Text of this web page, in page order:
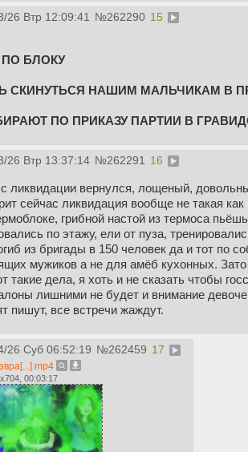
26 Втр 12:09:41 №262290 15
БЛОКУ
СКИНУТЬСЯ НАШИМ МАЛЬЧИКАМ В
ПО ПРИКАЗУ ПАРТИИ В
26 Втр 13:37:14 №262291 16
ликвидации вернулся, лощеный,
сейчас ликвидация вообще не такая
грибной настой из термоса
по этажу, ели от пуза,
из бригады в 150 человек да и тот по
мужиков а не для амёб кухонных.
такие дела, я хоть и не сказать чтобы
лишними не будет и внимание
пишут, все встречи жаждут.
26 Суб 06:52:19 №262459 17
00:03:17